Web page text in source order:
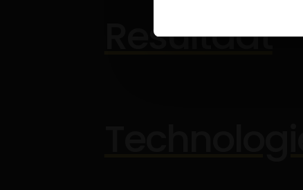
Resultaat